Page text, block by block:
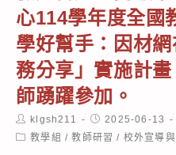
心114學年度全國
學好幫手：因材
務分享」實施計
師踴躍參加。
Post
author:
klgsh211
Post
published:
2025-06-13
Post教學組 / 教師研習 / 校外宣導